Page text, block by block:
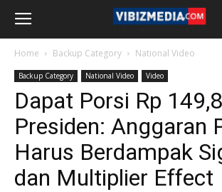
Home Backup Category National Video
Backup Category National Video Video
Dapat Porsi Rp
Presiden: Anggaran
Harus Berdampak
dan Multiplier Effect